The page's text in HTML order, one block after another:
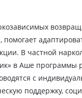
В частной
в Аше программы
с
поддержку,